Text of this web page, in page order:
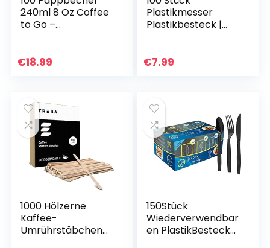
240ml 8 Oz Coffee
to Go –
von Kaffee, Tee,
€18.99
Plastikmesser
Plastikbesteck |
Plastik Messer
€7.99
1000 Hölzerne
Kaffee-
Umrührstäbchen
150Stück
Wiederverwendbar
en PlastikBesteck